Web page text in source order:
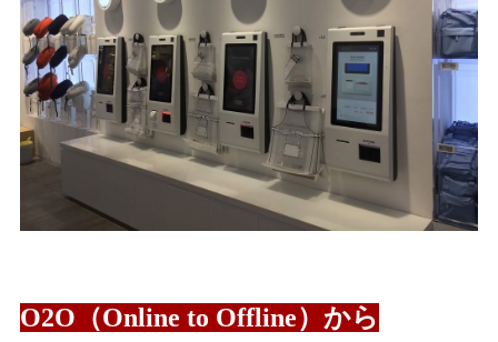
O2O（Online to Offline）から